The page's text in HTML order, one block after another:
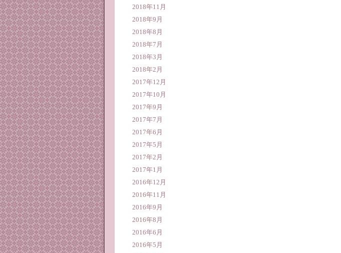
2018年11月
2018年9月
2018年8月
2018年7月
2018年3月
2018年2月
2017年12月
2017年10月
2017年9月
2017年7月
2017年6月
2017年5月
2017年2月
2017年1月
2016年12月
2016年11月
2016年9月
2016年8月
2016年6月
2016年5月